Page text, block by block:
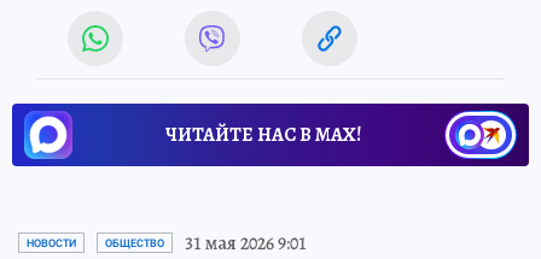
ЧИТАЙТЕ НАС В МАХ!
НОВОСТИ ОБЩЕСТВО 31 мая 2026 9:01